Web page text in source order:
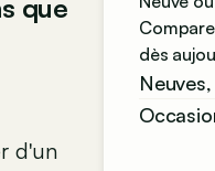
que
d'un
dès